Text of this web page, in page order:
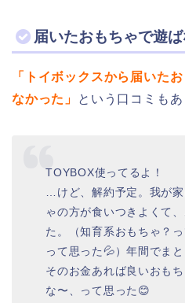
届いたおもちゃで遊
「トイボックスから届いた
なかった」
という口コミもあ
TOYBOX使ってるよ！
…けど、解約予定。我が
ゃの方が食いつきよくて
た。（知育系おもちゃ？
って思った💦）年間でま
そのお金あれば良いおも
な〜、って思った😊